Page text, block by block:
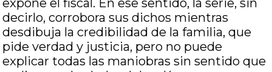
expone el fiscal. En ese sentido, la serie, sin
decirlo, corrobora sus dichos mientras
desdibuja la credibilidad de la familia, que
pide verdad y justicia, pero no puede
explicar todas las maniobras sin sentido que